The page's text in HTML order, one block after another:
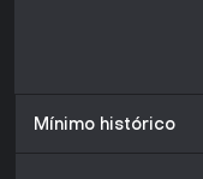
Mínimo histórico